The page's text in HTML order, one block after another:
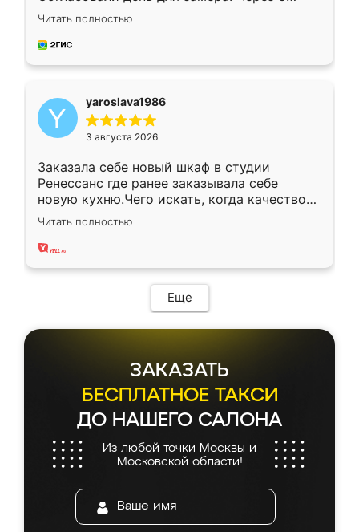
недели кухня была уже готова. Остались
довольны работой. Спасибо Ренессанс
мебель за качественную работу!
Читать полностью
yaroslava1986
3 августа 2026
Заказала себе новый шкаф в студии
Ренессанс где ранее заказывала себе
новую кухню.Чего искать, когда качеством
вполне довольна. Служит кухня уже почти
два года, нареканий нет.
Читать полностью
Еще
ЗАКАЗАТЬ
БЕСПЛАТНОЕ ТАКСИ
ДО НАШЕГО САЛОНА
Из любой точки Москвы и
Московской области!